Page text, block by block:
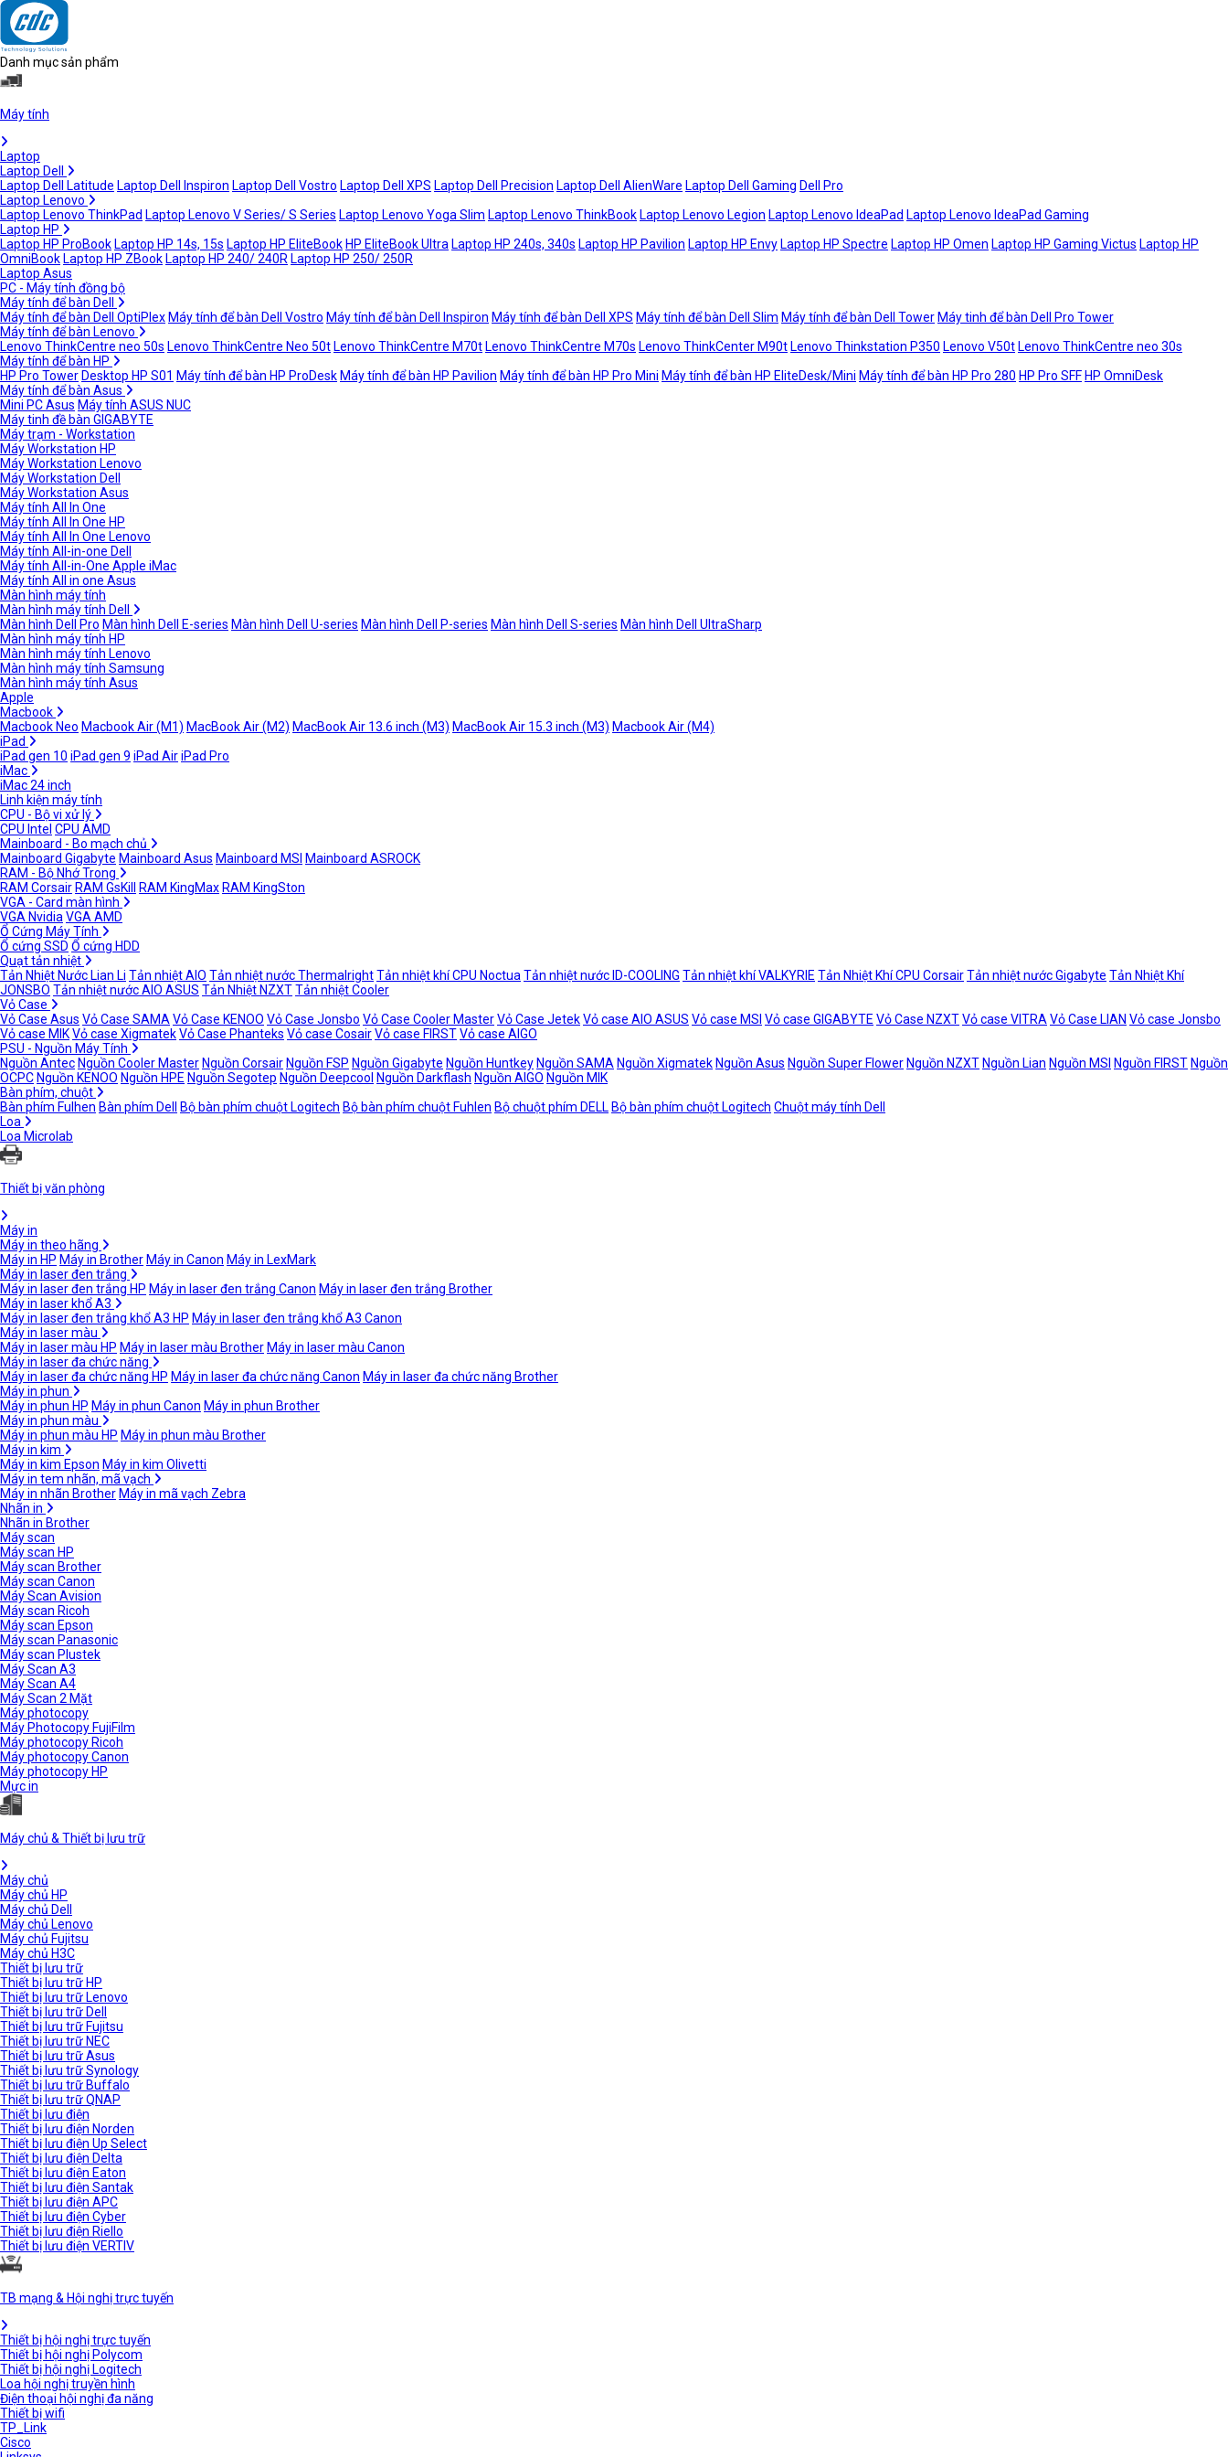
Danh mục sản phẩm
Máy tính
Laptop
Laptop Dell
Laptop Dell Latitude Laptop Dell Inspiron Laptop Dell Vostro Laptop Dell XPS Laptop Dell Precision Laptop Dell AlienWare Laptop Dell Gaming Dell Pro
Laptop Lenovo
Laptop Lenovo ThinkPad Laptop Lenovo V Series/ S Series Laptop Lenovo Yoga Slim Laptop Lenovo ThinkBook Laptop Lenovo Legion Laptop Lenovo IdeaPad Laptop Lenovo IdeaPad Gaming
Laptop HP
Laptop HP ProBook Laptop HP 14s, 15s Laptop HP EliteBook HP EliteBook Ultra Laptop HP 240s, 340s Laptop HP Pavilion Laptop HP Envy Laptop HP Spectre Laptop HP Omen Laptop HP Gaming Victus Laptop HP
OmniBook Laptop HP ZBook Laptop HP 240/ 240R Laptop HP 250/ 250R
Laptop Asus
PC - Máy tính đồng bộ
Máy tính để bàn Dell
Máy tính để bàn Dell OptiPlex Máy tính để bàn Dell Vostro Máy tính để bàn Dell Inspiron Máy tính để bàn Dell XPS Máy tính để bàn Dell Slim Máy tính để bàn Dell Tower Máy tinh để bàn Dell Pro Tower
Máy tính để bàn Lenovo
Lenovo ThinkCentre neo 50s Lenovo ThinkCentre Neo 50t Lenovo ThinkCentre M70t Lenovo ThinkCentre M70s Lenovo ThinkCenter M90t Lenovo Thinkstation P350 Lenovo V50t Lenovo ThinkCentre neo 30s
Máy tính để bàn HP
HP Pro Tower Desktop HP S01 Máy tính để bàn HP ProDesk Máy tính để bàn HP Pavilion Máy tính để bàn HP Pro Mini Máy tính để bàn HP EliteDesk/Mini Máy tính để bàn HP Pro 280 HP Pro SFF HP OmniDesk
Máy tính để bàn Asus
Mini PC Asus Máy tính ASUS NUC
Máy tinh đề bàn GIGABYTE
Máy trạm - Workstation
Máy Workstation HP
Máy Workstation Lenovo
Máy Workstation Dell
Máy Workstation Asus
Máy tính All In One
Máy tính All In One HP
Máy tính All In One Lenovo
Máy tính All-in-one Dell
Máy tính All-in-One Apple iMac
Máy tính All in one Asus
Màn hình máy tính
Màn hình máy tính Dell
Màn hình Dell Pro Màn hình Dell E-series Màn hình Dell U-series Màn hình Dell P-series Màn hình Dell S-series Màn hình Dell UltraSharp
Màn hình máy tính HP
Màn hình máy tính Lenovo
Màn hình máy tính Samsung
Màn hình máy tính Asus
Apple
Macbook
Macbook Neo Macbook Air (M1) MacBook Air (M2) MacBook Air 13.6 inch (M3) MacBook Air 15.3 inch (M3) Macbook Air (M4)
iPad
iPad gen 10 iPad gen 9 iPad AiriPad Pro
iMac
iMac 24 inch
Linh kiện máy tính
CPU - Bộ vi xử lý
CPU Intel CPU AMD
Mainboard - Bo mạch chủ
Mainboard Gigabyte Mainboard Asus Mainboard MSI Mainboard ASROCK
RAM - Bộ Nhớ Trong
RAM Corsair RAM GsKill RAM KingMax RAM KingSton
VGA - Card màn hình
VGA Nvidia VGA AMD
Ổ Cứng Máy Tính
Ổ cứng SSD Ổ cứng HDD
Quạt tản nhiệt
Tản Nhiệt Nước Lian Li Tản nhiệt AIO Tản nhiệt nước ThermalrightTản nhiệt khí CPU Noctua Tản nhiệt nước ID-COOLING Tản nhiệt khí VALKYRIE Tản Nhiệt Khí CPU CorsairTản nhiệt nước Gigabyte Tản Nhiệt Khí
JONSBO Tản nhiệt nước AIO ASUS Tản Nhiệt NZXTTản nhiệt Cooler
Vỏ Case
Vỏ Case Asus Vỏ Case SAMA Vỏ Case KENOO Vỏ Case Jonsbo Vỏ Case Cooler MasterVỏ Case JetekVỏ case AIO ASUS Vỏ case MSI Vỏ case GIGABYTE Vỏ Case NZXTVỏ case VITRA Vỏ Case LIAN Vỏ case Jonsbo
Vỏ case MIKVỏ case XigmatekVỏ Case Phanteks Vỏ case CosairVỏ case FIRSTVỏ case AIGO
PSU - Nguồn Máy Tính
Nguồn Antec Nguồn Cooler Master Nguồn Corsair Nguồn FSP Nguồn Gigabyte Nguồn Huntkey Nguồn SAMA Nguồn Xigmatek Nguồn Asus Nguồn Super Flower Nguồn NZXT Nguồn Lian Nguồn MSI Nguồn FIRST Nguồn
OCPC Nguồn KENOO Nguồn HPE Nguồn Segotep Nguồn Deepcool Nguồn Darkflash Nguồn AIGO Nguồn MIK
Bàn phím, chuột
Bàn phím Fulhen Bàn phím Dell Bộ bàn phím chuột Logitech Bộ bàn phím chuột Fuhlen Bộ chuột phím DELL Bộ bàn phím chuột Logitech Chuột máy tính Dell
Loa
Loa Microlab
Thiết bị văn phòng
Máy in
Máy in theo hãng
Máy in HP Máy in Brother Máy in Canon Máy in LexMark
Máy in laser đen trắng
Máy in laser đen trắng HP Máy in laser đen trắng Canon Máy in laser đen trắng Brother
Máy in laser khổ A3
Máy in laser đen trắng khổ A3 HP Máy in laser đen trắng khổ A3 Canon
Máy in laser màu
Máy in laser màu HP Máy in laser màu Brother Máy in laser màu Canon
Máy in laser đa chức năng
Máy in laser đa chức năng HP Máy in laser đa chức năng Canon Máy in laser đa chức năng Brother
Máy in phun
Máy in phun HP Máy in phun Canon Máy in phun Brother
Máy in phun màu
Máy in phun màu HP Máy in phun màu Brother
Máy in kim
Máy in kim Epson Máy in kim Olivetti
Máy in tem nhãn, mã vạch
Máy in nhãn Brother Máy in mã vạch Zebra
Nhãn in
Nhãn in Brother
Máy scan
Máy scan HP
Máy scan Brother
Máy scan Canon
Máy Scan Avision
Máy scan Ricoh
Máy scan Epson
Máy scan Panasonic
Máy scan Plustek
Máy Scan A3
Máy Scan A4
Máy Scan 2 Mặt
Máy photocopy
Máy Photocopy FujiFilm
Máy photocopy Ricoh
Máy photocopy Canon
Máy photocopy HP
Mực in
Máy chủ & Thiết bị lưu trữ
Máy chủ
Máy chủ HP
Máy chủ Dell
Máy chủ Lenovo
Máy chủ Fujitsu
Máy chủ H3C
Thiết bị lưu trữ
Thiết bị lưu trữ HP
Thiết bị lưu trữ Lenovo
Thiết bị lưu trữ Dell
Thiết bị lưu trữ Fujitsu
Thiết bị lưu trữ NEC
Thiết bị lưu trữ Asus
Thiết bị lưu trữ Synology
Thiết bị lưu trữ Buffalo
Thiết bị lưu trữ QNAP
Thiết bị lưu điện
Thiết bị lưu điện Norden
Thiết bị lưu điện Up Select
Thiết bị lưu điện Delta
Thiết bị lưu điện Eaton
Thiết bị lưu điện Santak
Thiết bị lưu điện APC
Thiết bị lưu điện Cyber
Thiết bị lưu điện Riello
Thiết bị lưu điện VERTIV
TB mạng & Hội nghị trực tuyến
Thiết bị hội nghị trực tuyến
Thiết bị hội nghị Polycom
Thiết bị hội nghị Logitech
Loa hội nghị truyền hình
Điện thoại hội nghị đa năng
Thiết bị wifi
TP_Link
Cisco